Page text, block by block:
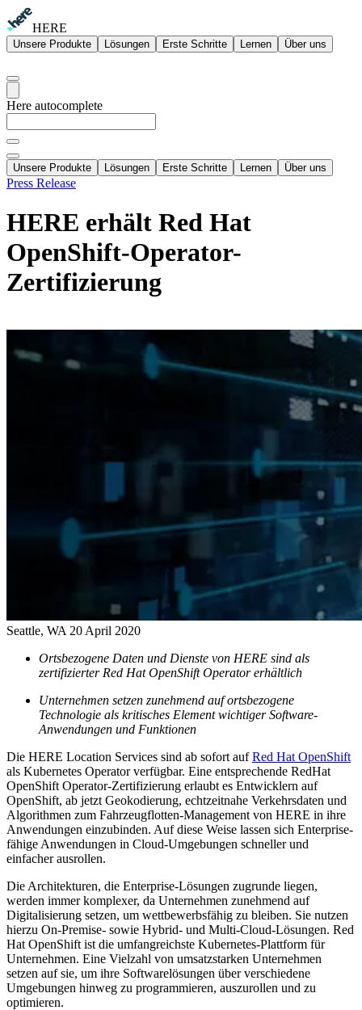
HERE
Unsere Produkte Lösungen Erste Schritte Lernen Über uns
Here autocomplete
Unsere Produkte Lösungen Erste Schritte Lernen Über uns
Press Release
HERE erhält Red Hat
OpenShift-Operator-
Zertifizierung
Seattle, WA 20 April 2020
Ortsbezogene Daten und Dienste von HERE sind als
zertifizierter Red Hat OpenShift Operator erhältlich
Unternehmen setzen zunehmend auf ortsbezogene
Technologie als kritisches Element wichtiger Software-
Anwendungen und Funktionen
Die HERE Location Services sind ab sofort aufRed Hat OpenShift
als Kubernetes Operator verfügbar. Eine entsprechende RedHat
OpenShift Operator-Zertifizierung erlaubt es Entwicklern auf
OpenShift, ab jetzt Geokodierung, echtzeitnahe Verkehrsdaten und
Algorithmen zum Fahrzeugflotten-Management von HERE in ihre
Anwendungen einzubinden. Auf diese Weise lassen sich Enterprise-
fähige Anwendungen in Cloud-Umgebungen schneller und
einfacher ausrollen.
Die Architekturen, die Enterprise-Lösungen zugrunde liegen,
werden immer komplexer, da Unternehmen zunehmend auf
Digitalisierung setzen, um wettbewerbsfähig zu bleiben. Sie nutzen
hierzu On-Premise- sowie Hybrid- und Multi-Cloud-Lösungen. Red
Hat OpenShift ist die umfangreichste Kubernetes-Plattform für
Unternehmen. Eine Vielzahl von umsatzstarken Unternehmen
setzen auf sie, um ihre Softwarelösungen über verschiedene
Umgebungen hinweg zu programmieren, auszurollen und zu
optimieren.